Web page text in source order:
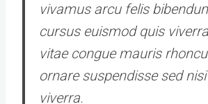
vivamus arcu felis
cursus euismod quis
vitae congue mauris
ornare suspendisse sed
viverra.